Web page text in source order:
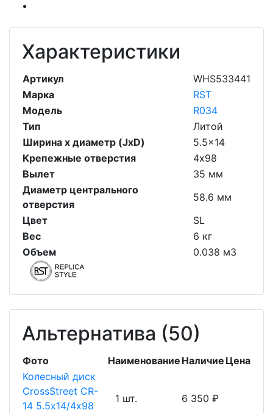
Характеристики
Артикул
WHS533441
Марка
RST
Модель
R034
Тип
Литой
Ширина х диаметр (JxD)
5.5x14
Крепежные отверстия
4х98
Вылет
35 мм
Диаметр центрального
отверстия
58.6 мм
Цвет
SL
Вес
6 кг
Объем
0.038 м3
Альтернатива (50)
Фото Наименование Наличие Цена
Колесный диск
CrossStreet CR-
14 5.5х14/4х98
1 шт. 6 350 ₽